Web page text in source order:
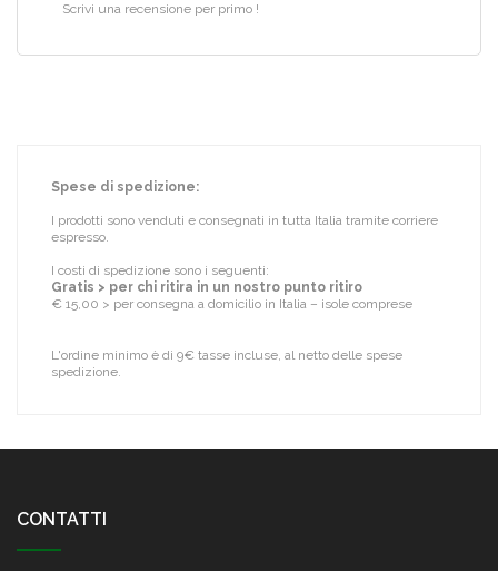
Scrivi una recensione per primo !
Spese di spedizione:
I prodotti sono venduti e consegnati in tutta Italia tramite corriere
espresso.
I costi di spedizione sono i seguenti:
Gratis > per chi ritira in un nostro punto ritiro
€ 15,00 > per consegna a domicilio in Italia – isole comprese
L'ordine minimo è di 9€ tasse incluse, al netto delle spese
spedizione.
CONTATTI